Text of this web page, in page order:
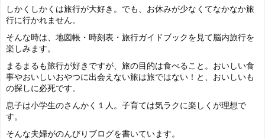
しかくしかくは旅行が大好き。でも、お休みが少なくてなかなか旅
行に行かれません。
そんな時は、地図帳・時刻表・旅行ガイドブックを見て脳内旅行を
楽しみます。
まるまるも旅行が好きですが、旅の目的は食べること。おいしい食
事やおいしいおやつに出会えない旅は旅ではない！と、おいしいも
の探しに必死です。
息子は小学生のさんかく１人。子育ては気ラクに楽しくが理想で
す。
そんな夫婦がのんびりブログを書いています。